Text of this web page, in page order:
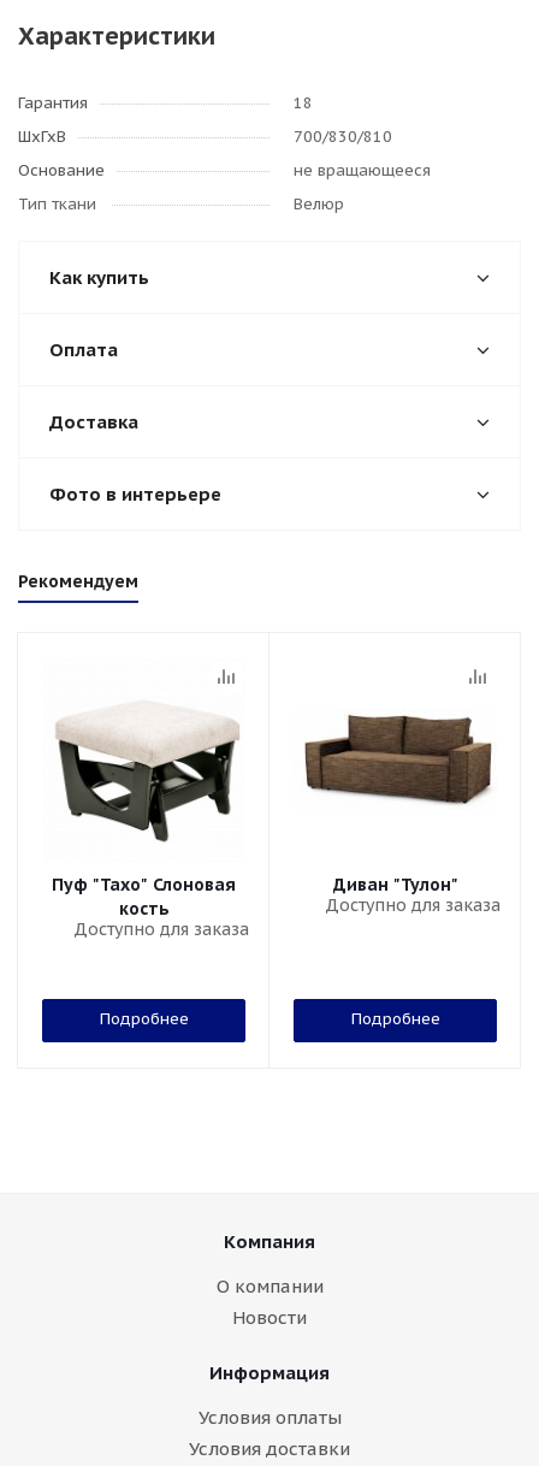
Характеристики
Гарантия
18
ШхГхВ
700/830/810
Основание
не вращающееся
Тип ткани
Велюр
Как купить
Оплата
Доставка
Фото в интерьере
Рекомендуем
Пуф "Тахо" Слоновая
кость
Доступно для заказа
Подробнее
Диван "Тулон"
Доступно для заказа
Подробнее
Компания
О компании
Новости
Информация
Условия оплаты
Условия доставки